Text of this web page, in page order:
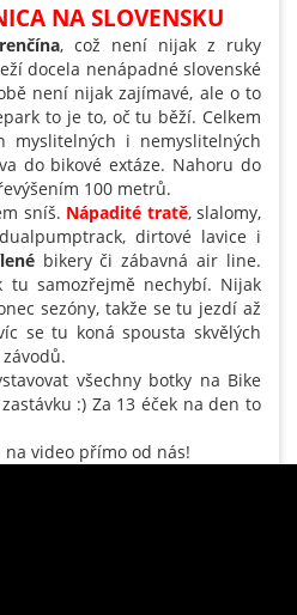
NA SLOVENSKU
, což není nijak z ruky
docela nenápadné slovenské
není nijak zajímavé, ale o to
to je to, oč tu běží. Celkem
myslitelných i nemyslitelných
do bikové extáze. Nahoru do
100 metrů.
sníš. Nápadité tratě, slalomy,
dirtové lavice i
bikery či zábavná air line.
tu samozřejmě nechybí. Nijak
sezóny, takže se tu jezdí až
se tu koná spousta skvělých
všechny botky na Bike
:) Za 13 éček na den to
na video přímo od nás!